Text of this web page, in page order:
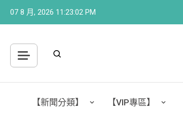
07 8 月, 2026 11:23:04 PM
【新聞分類】 【VIP專區】